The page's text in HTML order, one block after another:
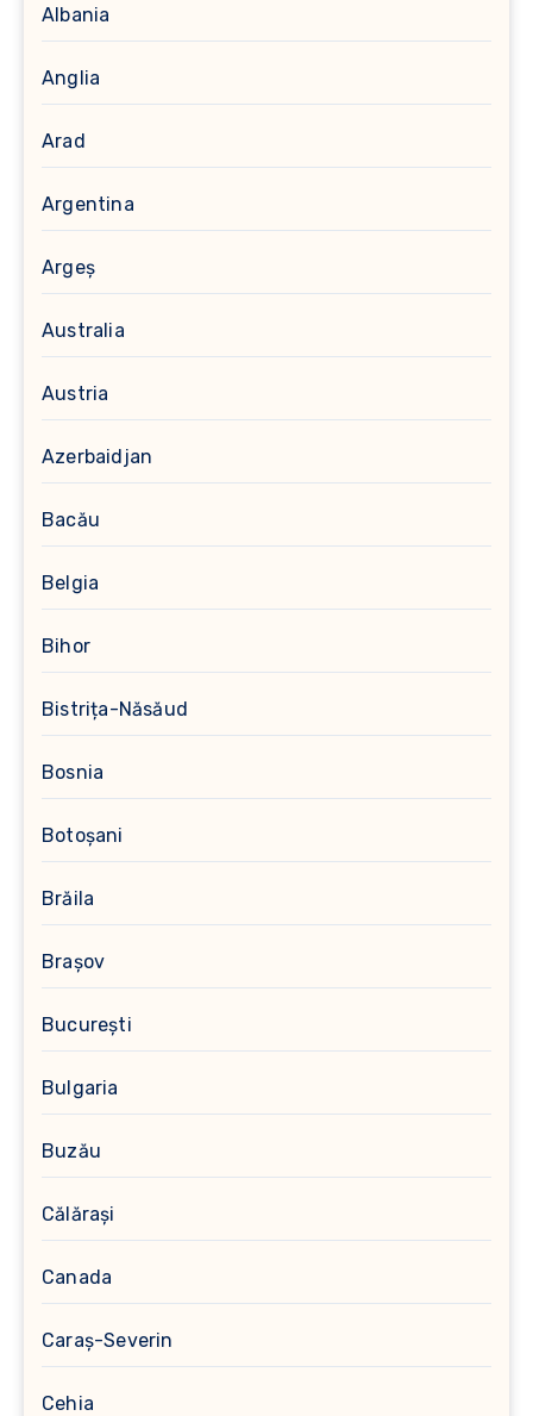
Albania
Anglia
Arad
Argentina
Argeș
Australia
Austria
Azerbaidjan
Bacău
Belgia
Bihor
Bistrița-Năsăud
Bosnia
Botoșani
Brăila
Brașov
București
Bulgaria
Buzău
Călărași
Canada
Caraș-Severin
Cehia